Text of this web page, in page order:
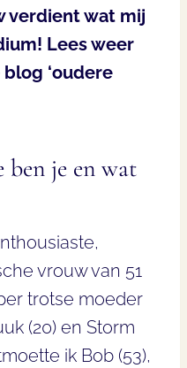
verdient wat mij
Lees weer
‘oudere
ben je en wat
vrouw van 51
trotse moeder
(20) en Storm
ik Bob (53),